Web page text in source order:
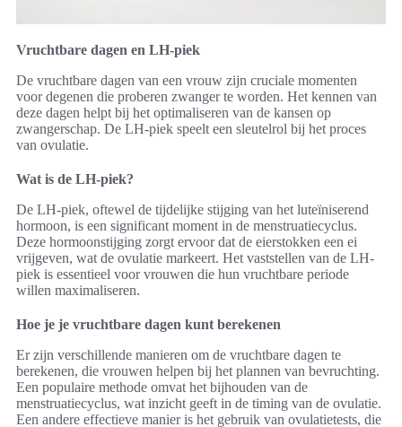
Vruchtbare dagen en LH-piek
De vruchtbare dagen van een vrouw zijn cruciale momenten
voor degenen die proberen zwanger te worden. Het kennen van
deze dagen helpt bij het optimaliseren van de kansen op
zwangerschap. De LH-piek speelt een sleutelrol bij het proces
van ovulatie.
Wat is de LH-piek?
De LH-piek, oftewel de tijdelijke stijging van het luteïniserend
hormoon, is een significant moment in de menstruatiecyclus.
Deze hormoonstijging zorgt ervoor dat de eierstokken een ei
vrijgeven, wat de ovulatie markeert. Het vaststellen van de LH-
piek is essentieel voor vrouwen die hun vruchtbare periode
willen maximaliseren.
Hoe je je vruchtbare dagen kunt berekenen
Er zijn verschillende manieren om de vruchtbare dagen te
berekenen, die vrouwen helpen bij het plannen van bevruchting.
Een populaire methode omvat het bijhouden van de
menstruatiecyclus, wat inzicht geeft in de timing van de ovulatie.
Een andere effectieve manier is het gebruik van ovulatietests, die